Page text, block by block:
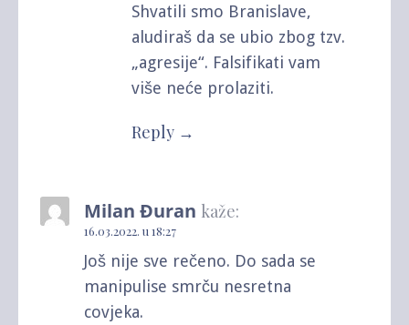
Shvatili smo Branislave,
aludiraš da se ubio zbog tzv.
„agresije“. Falsifikati vam
više neće prolaziti.
Reply
Milan Đuran kaže:
16.03.2022. u 18:27
Još nije sve rečeno. Do sada se
manipulise smrču nesretna
covjeka.